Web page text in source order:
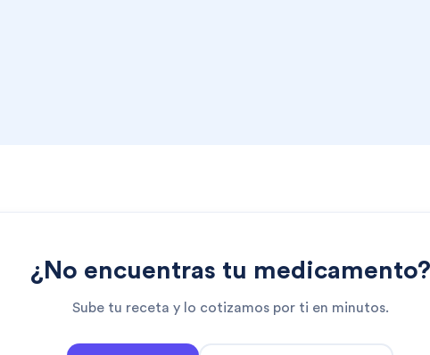
¿No encuentras tu medicamento?
Sube tu receta y lo cotizamos por ti en minutos.